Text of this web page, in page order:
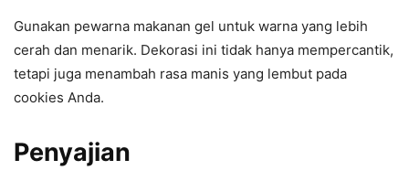
Gunakan pewarna makanan gel untuk warna yang lebih
cerah dan menarik. Dekorasi ini tidak hanya mempercantik,
tetapi juga menambah rasa manis yang lembut pada
cookies Anda.
Penyajian